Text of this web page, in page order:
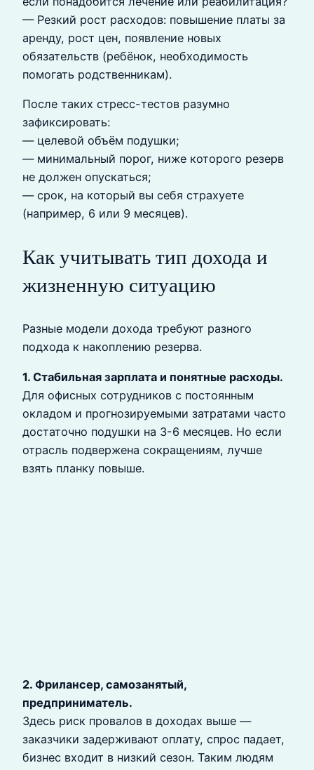
— Резкий рост расходов: повышение платы за
аренду, рост цен, появление новых
обязательств (ребёнок, необходимость
помогать родственникам).
После таких стресс-тестов разумно
зафиксировать:
— целевой объём подушки;
— минимальный порог, ниже которого резерв
не должен опускаться;
— срок, на который вы себя страхуете
(например, 6 или 9 месяцев).
Как учитывать тип дохода и
жизненную ситуацию
Разные модели дохода требуют разного
подхода к накоплению резерва.
1. Стабильная зарплата и понятные расходы.
Для офисных сотрудников с постоянным
окладом и прогнозируемыми затратами часто
достаточно подушки на 3-6 месяцев. Но если
отрасль подвержена сокращениям, лучше
взять планку повыше.
2. Фрилансер, самозанятый,
предприниматель.
Здесь риск провалов в доходах выше —
заказчики задерживают оплату, спрос падает,
бизнес входит в низкий сезон. Таким людям